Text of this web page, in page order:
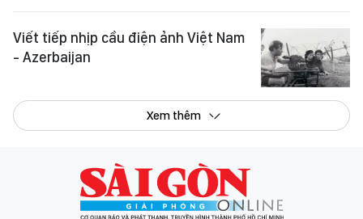
Viết tiếp nhịp cầu điện ảnh Việt Nam
- Azerbaijan
Xem thêm